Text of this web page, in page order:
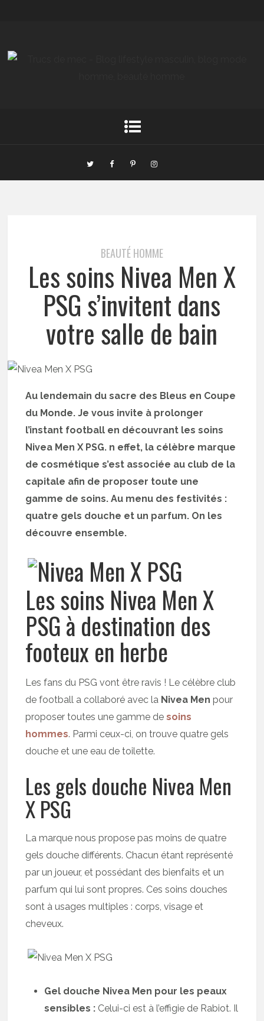
BEAUTÉ HOMME
Les soins Nivea Men X
PSG s’invitent dans
votre salle de bain
Au lendemain du sacre des Bleus en Coupe
du Monde. Je vous invite à prolonger
l’instant football en découvrant les soins
Nivea Men X PSG. n effet, la célèbre marque
de cosmétique s’est associée au club de la
capitale afin de proposer toute une
gamme de soins. Au menu des festivités :
quatre gels douche et un parfum. On les
découvre ensemble.
Les soins Nivea Men X
PSG à destination des
footeux en herbe
Les fans du PSG vont être ravis ! Le célèbre club
de football a collaboré avec la Nivea Men pour
proposer toutes une gamme desoins
hommes. Parmi ceux-ci, on trouve quatre gels
douche et une eau de toilette.
Les gels douche Nivea Men
X PSG
La marque nous propose pas moins de quatre
gels douche différents. Chacun étant représenté
par un joueur, et possédant des bienfaits et un
parfum qui lui sont propres. Ces soins douches
sont à usages multiples : corps, visage et
cheveux.
Gel douche Nivea Men pour les peaux
sensibles : Celui-ci est à l’effigie de Rabiot. Il